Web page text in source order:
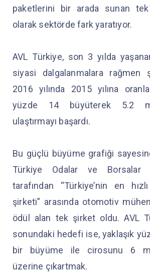
paketlerini bir arada sunan
olarak sektörde fark yaratıyor.
AVL Türkiye, son 3 yılda
siyasi dalgalanmalara rağmen
2016 yılında 2015 yılına
yüzde 14 büyüterek 5.2
ulaştırmayı başardı.
Bu güçlü büyüme grafiği
Türkiye Odalar ve Borsalar
tarafından “Türkiye’nin en
şirketi” arasında otomotiv
ödül alan tek şirket oldu. AVL
sonundaki hedefi ise, yaklaşık
bir büyüme ile cirosunu 6
üzerine çıkartmak.